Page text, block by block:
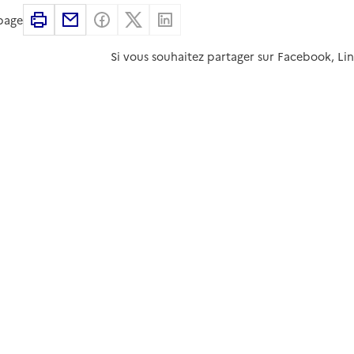
ImprimerPartager par email
Partager sur Facebook
Partager sur X
Si vous souhaitez partager sur Facebook,